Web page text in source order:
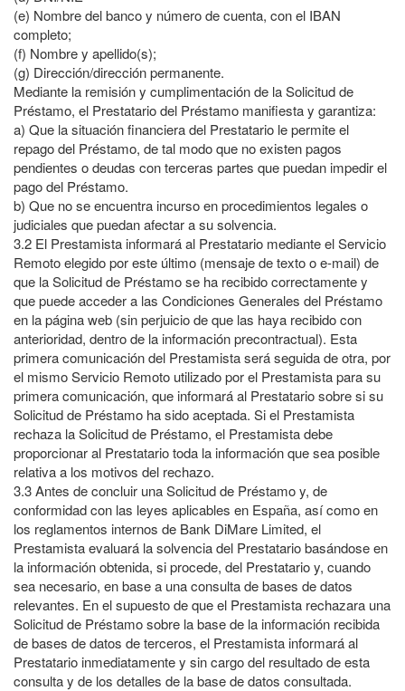
(e) Nombre del banco y número de cuenta, con el IBAN
completo;
(f) Nombre y apellido(s);
(g) Dirección/dirección permanente.
Mediante la remisión y cumplimentación de la Solicitud de
Préstamo, el Prestatario del Préstamo manifiesta y garantiza:
a) Que la situación financiera del Prestatario le permite el
repago del Préstamo, de tal modo que no existen pagos
pendientes o deudas con terceras partes que puedan impedir el
pago del Préstamo.
b) Que no se encuentra incurso en procedimientos legales o
judiciales que puedan afectar a su solvencia.
3.2 El Prestamista informará al Prestatario mediante el Servicio
Remoto elegido por este último (mensaje de texto o e-mail) de
que la Solicitud de Préstamo se ha recibido correctamente y
que puede acceder a las Condiciones Generales del Préstamo
en la página web (sin perjuicio de que las haya recibido con
anterioridad, dentro de la información precontractual). Esta
primera comunicación del Prestamista será seguida de otra, por
el mismo Servicio Remoto utilizado por el Prestamista para su
primera comunicación, que informará al Prestatario sobre si su
Solicitud de Préstamo ha sido aceptada. Si el Prestamista
rechaza la Solicitud de Préstamo, el Prestamista debe
proporcionar al Prestatario toda la información que sea posible
relativa a los motivos del rechazo.
3.3Antes de concluir una Solicitud de Préstamo y, de
conformidad con las leyes aplicables en España, así como en
los reglamentos internos de Bank DiMare Limited, el
Prestamista evaluará la solvencia del Prestatario basándose en
la información obtenida, si procede, del Prestatario y, cuando
sea necesario, en base a una consulta de bases de datos
relevantes. En el supuesto de que el Prestamista rechazara una
Solicitud de Préstamo sobre la base de la información recibida
de bases de datos de terceros, el Prestamista informará al
Prestatario inmediatamente y sin cargo del resultado de esta
consulta y de los detalles de la base de datos consultada.